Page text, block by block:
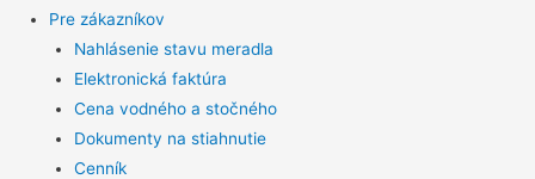
Pre zákazníkov
Nahlásenie stavu meradla
Elektronická faktúra
Cena vodného a stočného
Dokumenty na stiahnutie
Cenník